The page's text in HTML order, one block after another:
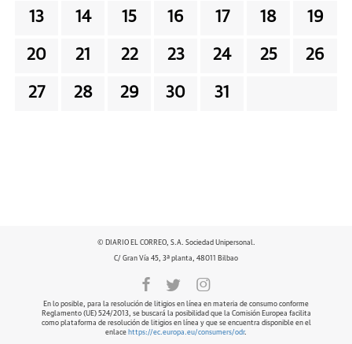
13 14 15 16 17 18 19
20 21 22 23 24 25 26
27 28 29 30 31
© DIARIO EL CORREO, S.A. Sociedad Unipersonal.
C/ Gran Vía 45, 3ª planta, 48011 Bilbao
En lo posible, para la resolución de litigios en línea en materia de consumo conforme
Reglamento (UE) 524/2013, se buscará la posibilidad que la Comisión Europea facilita
como plataforma de resolución de litigios en línea y que se encuentra disponible en el
enlace https://ec.europa.eu/consumers/odr.